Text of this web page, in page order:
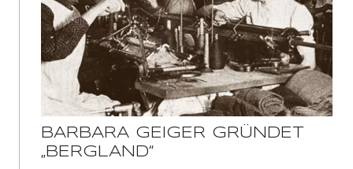
BARBARA GEIGER GRÜNDET
„BERGLAND“